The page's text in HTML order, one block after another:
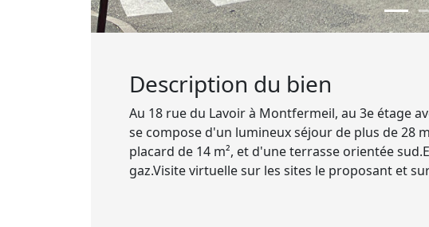
Description du bien
Au 18 rue du Lavoir à Montfermeil, au 3e étage
se compose d'un lumineux séjour de plus de 28
placard de 14 m², et d'une terrasse orientée
gaz.Visite virtuelle sur les sites le proposant et